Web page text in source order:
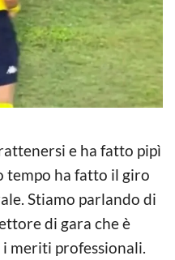
e ha fatto pipì
tempo ha fatto il giro
Stiamo parlando di
di gara che è
meriti professionali.